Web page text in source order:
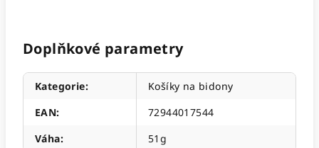
Doplňkové parametry
Kategorie:
Košíky na bidony
EAN:
72944017544
Váha: 51g